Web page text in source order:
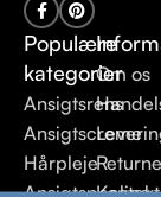
Populære
kategorier
Ansigtsrens
Ansigtscreme
Hårpleje
Om os